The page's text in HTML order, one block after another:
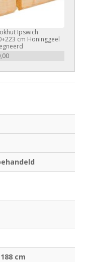
Ipswich
cm Honinggeel
cm